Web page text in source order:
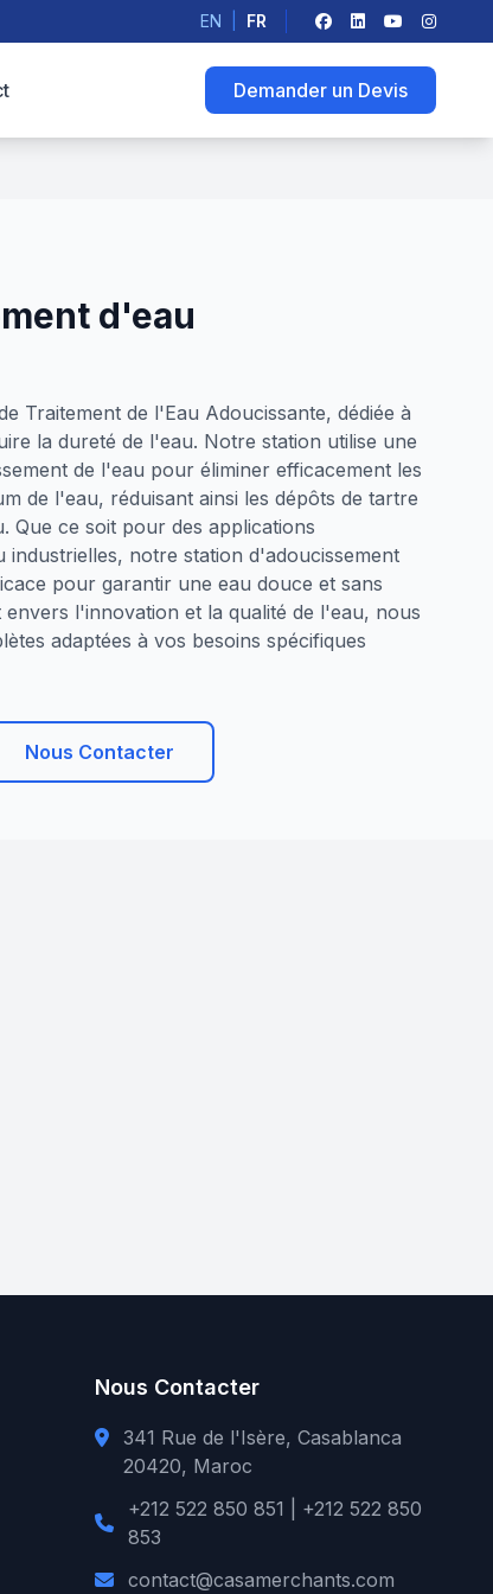
EN FR
Demander un Devis
d'eau
Traitement de l'Eau Adoucissante, dédiée à
la dureté de l'eau. Notre station utilise une
de l'eau pour éliminer efficacement les
de l'eau, réduisant ainsi les dépôts de tartre
Que ce soit pour des applications
industrielles, notre station d'adoucissement
pour garantir une eau douce et sans
l'innovation et la qualité de l'eau, nous
adaptées à vos besoins spécifiques
Nous Contacter
Nous Contacter
341 Rue de l'Isère, Casablanca
20420, Maroc
+212 522 850 851 | +212 522 850
853
contact@casamerchants.com